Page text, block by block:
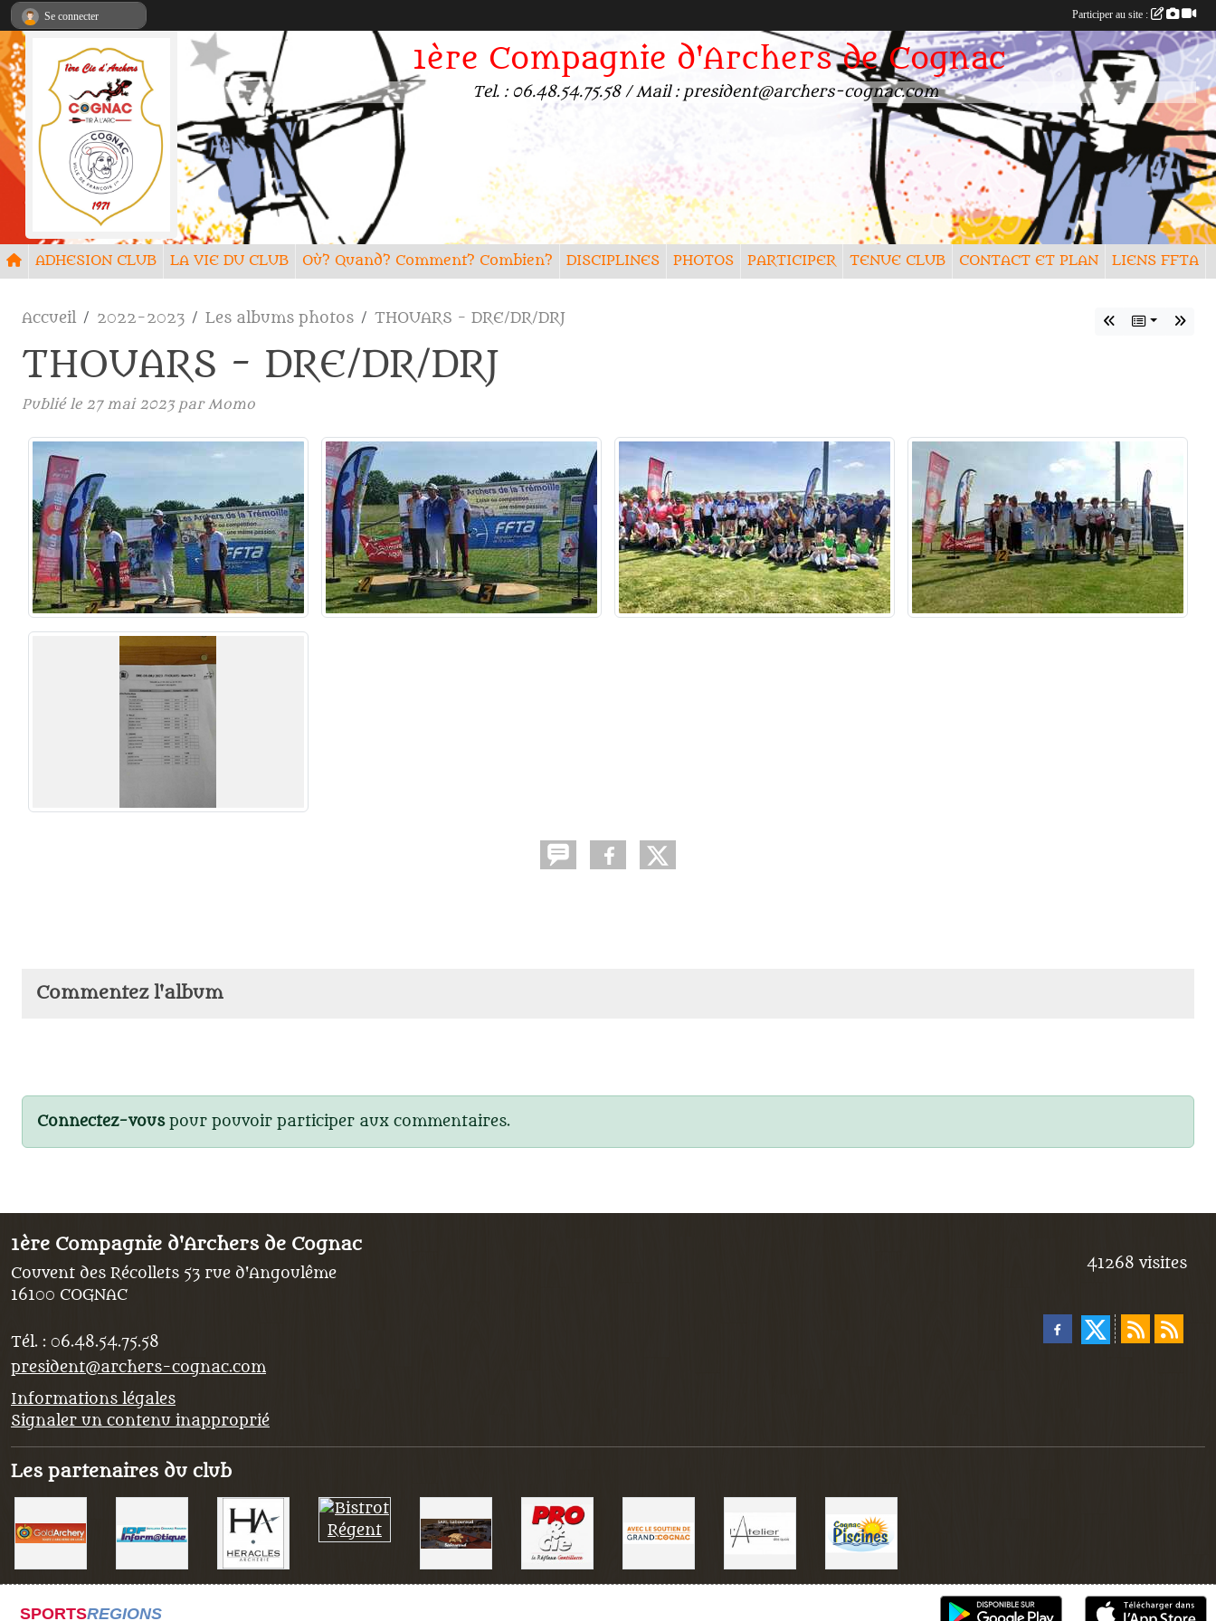
1ère Compagnie d'Archers de Cognac
Tel. : 06.48.54.75.58 / Mail : president@archers-cognac.com
ADHESION CLUB LA VIE DU CLUB Où? Quand? Comment? Combien? DISCIPLINES PHOTOS PARTICIPER TENUE CLUB CONTACT ET PLAN LIENS FFTA
Accueil 2022-2023 Les albums photos THOUARS - DRE/DR/DRJ
THOUARS - DRE/DR/DRJ
Publié le 27 mai 2023parMomo
Commentez l'album
Connectez-vouspour pouvoir participer aux commentaires.
1ère Compagnie d'Archers de Cognac
Couvent des Récollets 53 rue d'Angoulême
16100 COGNAC
Tél. : 06.48.54.75.58
president@archers-cognac.com
Informations légales
Signaler un contenu inapproprié
41268 visites
Les partenaires du club
SPORTSREGIONS
Se connecter Participer au site :
Panneau de gestion des cookies